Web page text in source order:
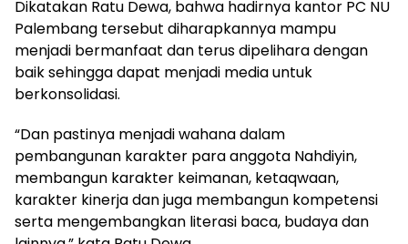
Dikatakan Ratu Dewa, bahwa hadirnya kantor PC NU
Palembang tersebut diharapkannya mampu
menjadi bermanfaat dan terus dipelihara dengan
baik sehingga dapat menjadi media untuk
berkonsolidasi.
“Dan pastinya menjadi wahana dalam
pembangunan karakter para anggota Nahdiyin,
membangun karakter keimanan, ketaqwaan,
karakter kinerja dan juga membangun kompetensi
serta mengembangkan literasi baca, budaya dan